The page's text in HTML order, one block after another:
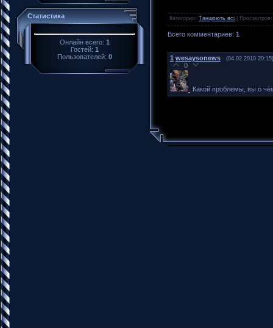
Статистика
Онлайн всего: 1
Гостей: 1
Пользователей: 0
Категория: Танцюють всі Просмотров
Всего комментариев: 1
1 wesaysonews (04.02.2010 20:15)
0
Какой проблемы, вы о